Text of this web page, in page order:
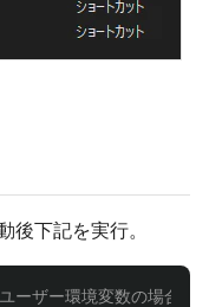
後下記を実行。
ーザー環境変数の場合